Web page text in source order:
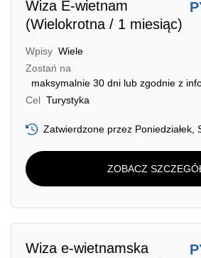
Wiza E-wietnam
(Wielokrotna / 1 miesiąc)
Wpisy Wiele
Zostań na
maksymalnie 30 dni lub zgodnie z
Cel Turystyka
Zatwierdzone przez Poniedziałek,
ZOBACZ
Wiza e-wietnamska